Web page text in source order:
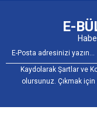
E-
Kaydolarak Şartlar ve
olursunuz. Çıkmak için